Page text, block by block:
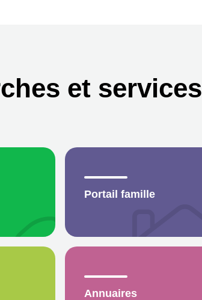
et services
Portail famille
Annuaires